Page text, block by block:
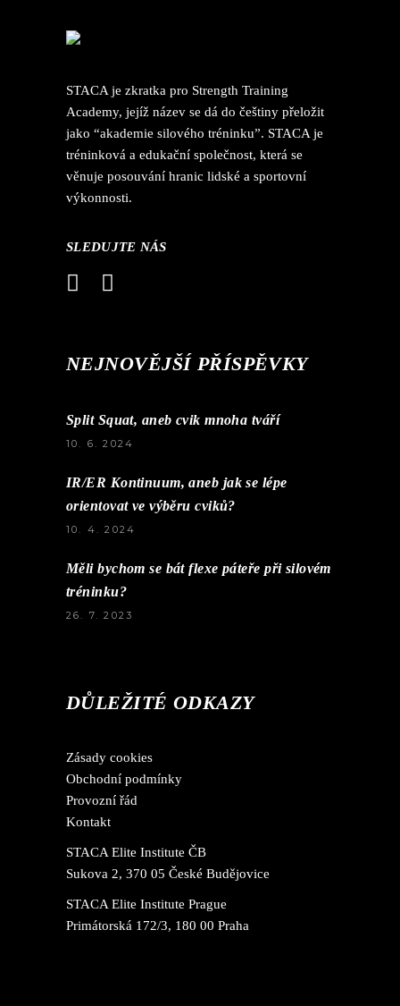
STACA je zkratka pro Strength Training
Academy, jejíž název se dá do češtiny přeložit
jako “akademie silového tréninku”. STACA je
tréninková a edukační společnost, která se
věnuje posouvání hranic lidské a sportovní
výkonnosti.
SLEDUJTE NÁS
NEJNOVĚJŠÍ PŘÍSPĚVKY
Split Squat, aneb cvik mnoha tváří
10. 6. 2024
IR/ER Kontinuum, aneb jak se lépe
orientovat ve výběru cviků?
10. 4. 2024
Měli bychom se bát flexe páteře při silovém
tréninku?
26. 7. 2023
DŮLEŽITÉ ODKAZY
Zásady cookies
Obchodní podmínky
Provozní řád
Kontakt
STACA Elite Institute ČB
Sukova 2, 370 05 České Budějovice
STACA Elite Institute Prague
Primátorská 172/3, 180 00 Praha